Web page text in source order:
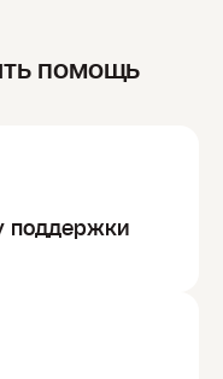
помощь
поддержки